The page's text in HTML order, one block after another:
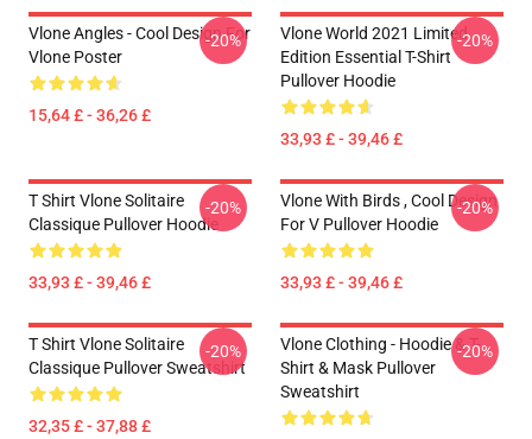
Vlone Angles - Cool Design For
Vlone Poster
15,64 £ - 36,26 £
-20%
Vlone World 2021 Limited
Edition Essential T-Shirt
Pullover Hoodie
33,93 £ - 39,46 £
-20%
T Shirt Vlone Solitaire
Classique Pullover Hoodie
33,93 £ - 39,46 £
-20%
Vlone With Birds , Cool Design
For V Pullover Hoodie
33,93 £ - 39,46 £
-20%
T Shirt Vlone Solitaire
Classique Pullover Sweatshirt
32,35 £ - 37,88 £
-20%
Vlone Clothing - Hoodie & T-
Shirt & Mask Pullover
Sweatshirt
-20%